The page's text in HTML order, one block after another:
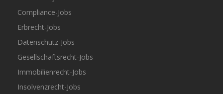
Compliance-Jobs
Erbrecht-Jobs
Datenschutz-Jobs
Gesellschaftsrecht-Jobs
Immobilienrecht-Jobs
Insolvenzrecht-Jobs